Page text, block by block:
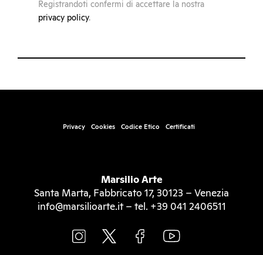
Registrandoti confermi di accettare la nostra
privacy policy.
Privacy Cookies Codice Etico Certificati
Marsilio Arte
Santa Marta, Fabbricato 17, 30123 – Venezia
info@marsilioarte.it – tel. +39 041 2406511